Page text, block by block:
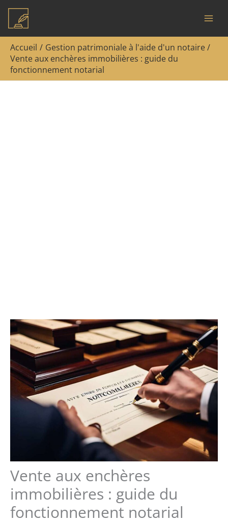
Aller
contenu
Accueil
Gestion patrimoniale à l'aide d'un notaire
Vente aux enchères immobilières : guide du
fonctionnement notarial
Vente aux enchères
immobilières : guide du
fonctionnement notarial
Rechercher